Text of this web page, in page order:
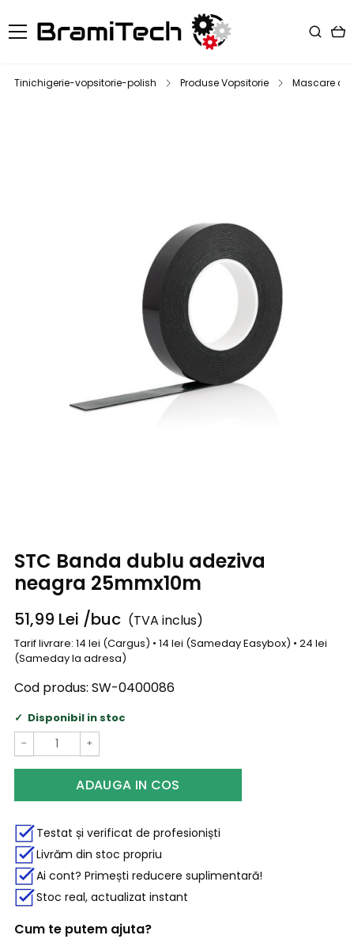
Tinichigerie-vopsitorie-polish Produse Vopsitorie Mascare
STC Banda dublu adeziva
neagra 25mmx10m
51,99 Lei /buc (TVA inclus)
Tarif livrare: 14 lei (Cargus) • 14 lei (Sameday Easybox) • 24 lei
(Sameday la adresa)
Cod produs: SW-0400086
Disponibil in stoc
− +
ADAUGA IN COS
Testat și verificat de profesioniști
Livrăm din stoc propriu
Ai cont? Primești reducere suplimentară!
Stoc real, actualizat instant
Cum te putem ajuta?